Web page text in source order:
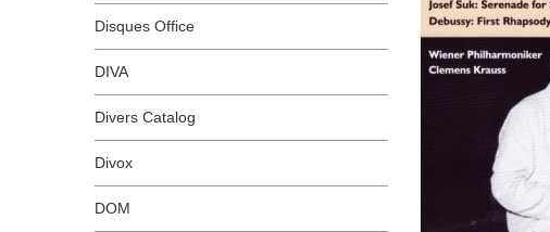
Disques Office
DIVA
Divers Catalog
Divox
DOM